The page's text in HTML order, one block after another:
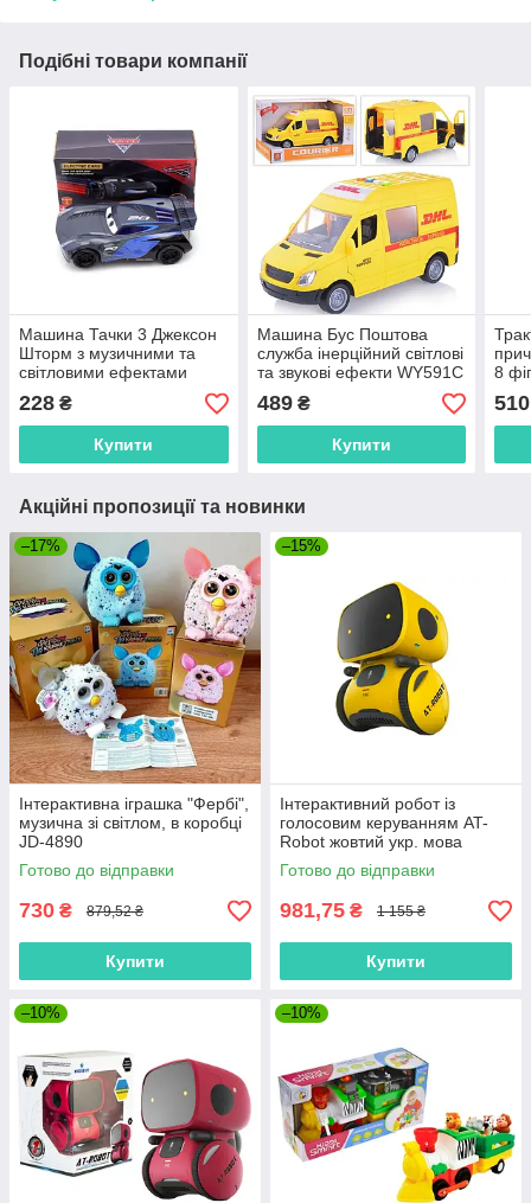
Подібні товари компанії
Машина Тачки 3 Джексон
Шторм з музичними та
світловими ефектами
17616-43DD Jackson
Storm
228 ₴
Купити
Машина Бус Поштова
служба інерційний світлові
та звукові ефекти WY591C
мікроавтобус
489₴
Купити
8
510
Акційні пропозиції та новинки
–17%
Інтерактивна іграшка "Фербі",
музична зі світлом, в коробці
JD-4890
Готово до відправки
730 ₴ 879,52 ₴
Купити
–15%
Інтерактивний робот із
голосовим керуванням AT-
Robot жовтий укр. мова
AT001-03-UKR "AHEAD
TOYS" Оригінал
Готово до відправки
981,75 ₴ 1 155 ₴
Купити
–10% –10%